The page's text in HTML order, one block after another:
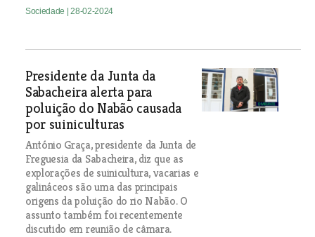
Sociedade | 28-02-2024
Presidente da Junta da
Sabacheira alerta para
poluição do Nabão causada
por suiniculturas
António Graça, presidente da Junta de
Freguesia da Sabacheira, diz que as
explorações de suinicultura, vacarias e
galináceos são uma das principais
origens da poluição do rio Nabão. O
assunto também foi recentemente
discutido em reunião de câmara.